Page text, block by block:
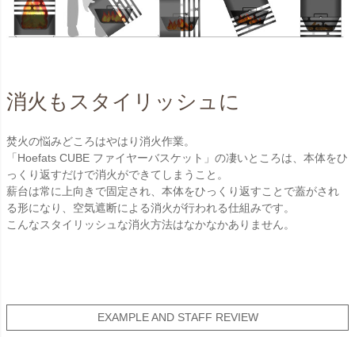
消火もスタイリッシュに
焚火の悩みどころはやはり消火作業。
「Hoefats CUBE ファイヤーバスケット」の凄いところは、本体をひ
っくり返すだけで消火ができてしまうこと。
薪台は常に上向きで固定され、本体をひっくり返すことで蓋がされ
る形になり、空気遮断による消火が行われる仕組みです。
こんなスタイリッシュな消火方法はなかなかありません。
EXAMPLE AND STAFF REVIEW